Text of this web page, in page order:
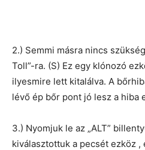
2.) Semmi másra nincs
Toll”-ra. (S) Ez egy klónozó
ilyesmire lett kitalálva. A
lévő ép bőr pont jó lesz a hiba
3.) Nyomjuk le az „ALT”
kiválasztottuk a pecsét ezköz